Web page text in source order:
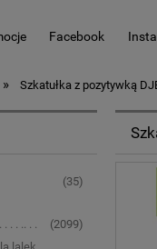
Facebook
» Szkatułka z pozytywką
(35)
. . .. . .
(2099)